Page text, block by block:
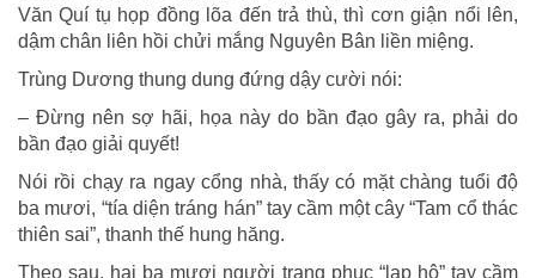
Văn Quí tụ họp đồng lõa đến trả thù, thì cơn giận nổi lên,
dậm chân liên hồi chửi mắng Nguyên Bân liền miệng.
Trùng Dương thung dung đứng dậy cười nói:
– Đừng nên sợ hãi, họa này do bần đạo gây ra, phải do
bần đạo giải quyết!
Nói rồi chạy ra ngay cổng nhà, thấy có mặt chàng tuổi độ
ba mươi, “tía diện tráng hán” tay cầm một cây “Tam cổ thác
thiên sai”, thanh thế hung hăng.
Theo sau, hai ba mươi người trang phục “lạp hộ” tay cầm